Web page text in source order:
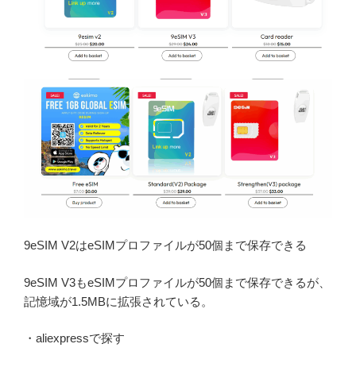
9eSIM V2はeSIMプロファイルが50個まで保存できる
9eSIM V3もeSIMプロファイルが50個まで保存できるが、
記憶域が1.5MBに拡張されている。
・aliexpressで探す